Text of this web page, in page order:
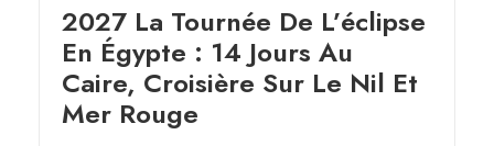
2027 La Tournée De L’éclipse
En Égypte : 14 Jours Au
Caire, Croisière Sur Le Nil Et
Mer Rouge